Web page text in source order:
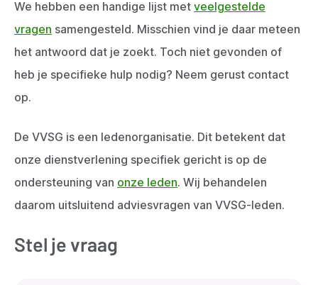
We hebben een handige lijst met veelgestelde
vragen samengesteld. Misschien vind je daar meteen
het antwoord dat je zoekt. Toch niet gevonden of
heb je specifieke hulp nodig? Neem gerust contact
op.
De VVSG is een ledenorganisatie. Dit betekent dat
onze dienstverlening specifiek gericht is op de
ondersteuning van onze leden. Wij behandelen
daarom uitsluitend adviesvragen van VVSG-leden.
Stel je vraag